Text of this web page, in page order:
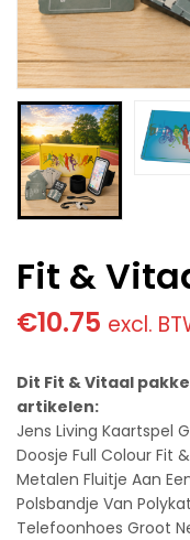
Fit &
€10.75 excl.
Dit Fit & Vitaal
artikelen:
Jens Living Kaartspel
Doosje Full Colour Fit
Metalen Fluitje Aan
Polsbandje Van
Telefoonhoes Groot